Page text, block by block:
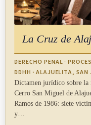
La Cruz de
DERECHO PENAL ·
DDHH · ALAJUELITA, SAN
Dictamen jurídico sobre la
Cerro San Miguel de
Ramos de 1986: siete
y…